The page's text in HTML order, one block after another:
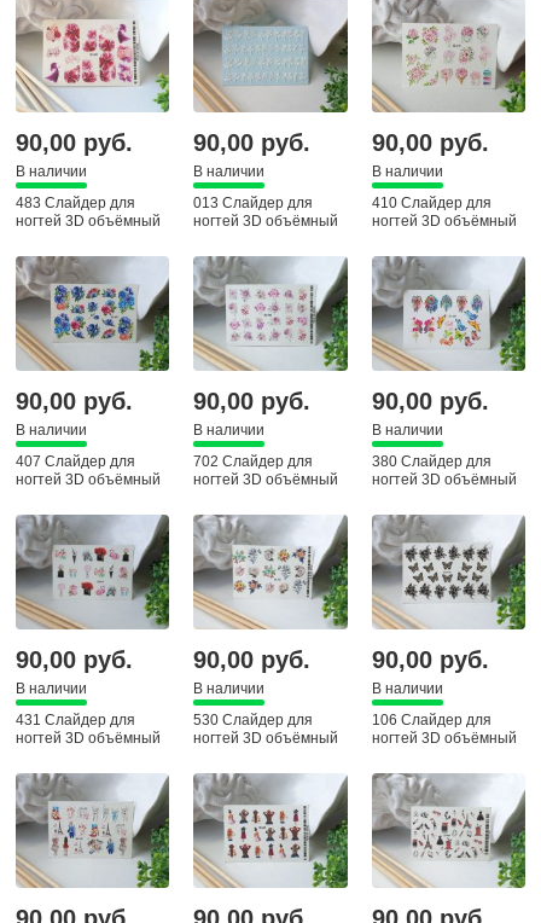
90,00 руб.
В наличии
483 Слайдер для
ногтей 3D объёмный
90,00 руб.
В наличии
013 Слайдер для
ногтей 3D объёмный
90,00 руб.
В наличии
410 Слайдер для
ногтей 3D объёмный
90,00 руб.
В наличии
407 Слайдер для
ногтей 3D объёмный
90,00 руб.
В наличии
702 Слайдер для
ногтей 3D объёмный
90,00 руб.
В наличии
380 Слайдер для
ногтей 3D объёмный
90,00 руб.
В наличии
431 Слайдер для
ногтей 3D объёмный
90,00 руб.
В наличии
530 Слайдер для
ногтей 3D объёмный
90,00 руб.
В наличии
106 Слайдер для
ногтей 3D объёмный